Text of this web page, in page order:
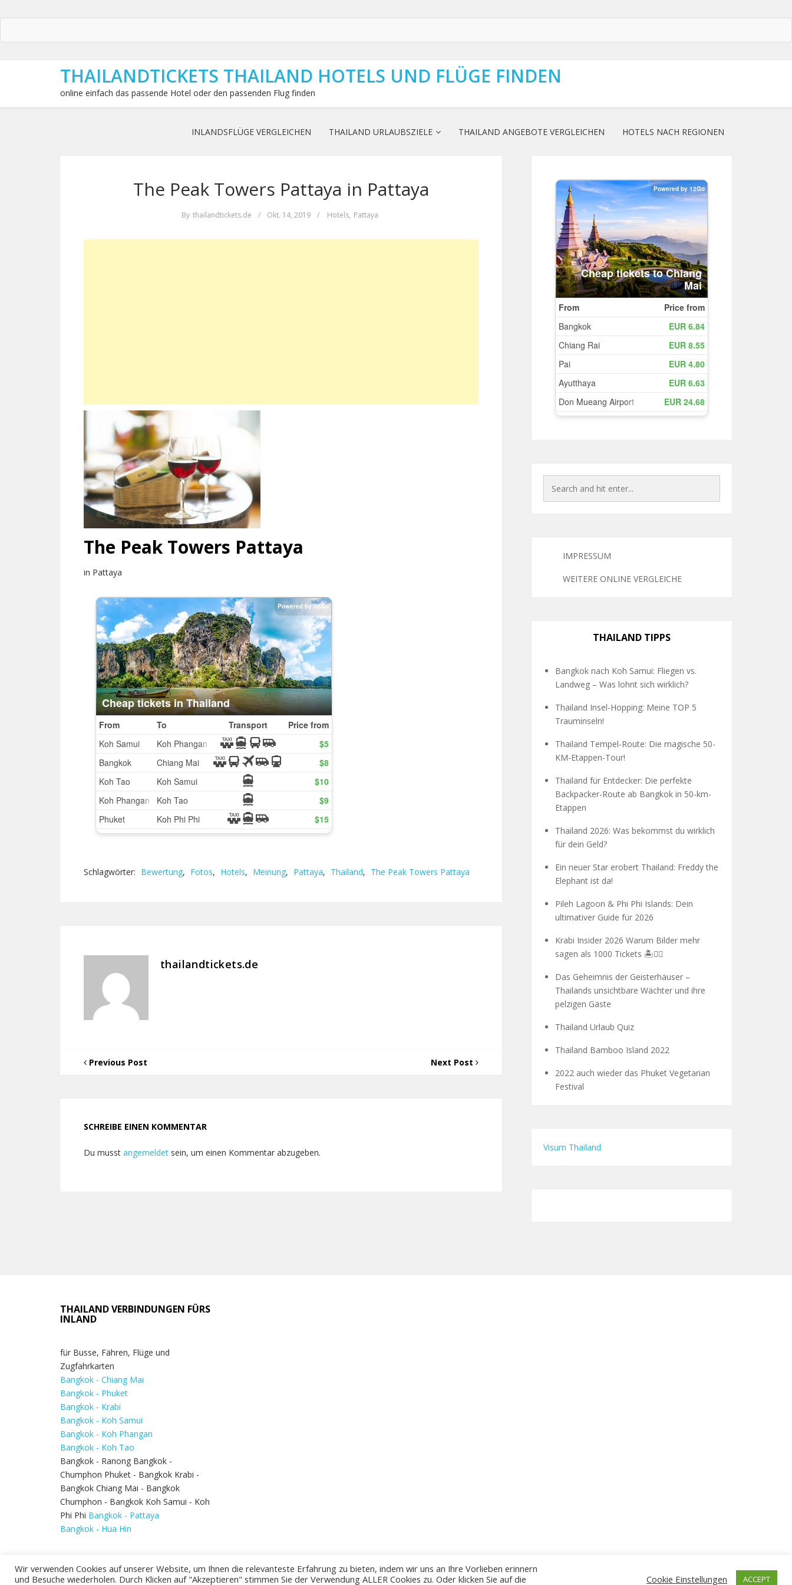
THAILANDTICKETS THAILAND HOTELS UND FLÜGE FINDEN
online einfach das passende Hotel oder den passenden Flug finden
INLANDSFLÜGE VERGLEICHEN THAILAND URLAUBSZIELE THAILAND ANGEBOTE VERGLEICHEN HOTELS NACH REGIONEN
The Peak Towers Pattaya in Pattaya
By thailandtickets.de / Okt. 14, 2019 / Hotels, Pattaya
The Peak Towers Pattaya
in Pattaya
Schlagwörter: Bewertung, Fotos, Hotels, Meinung, Pattaya, Thailand, The Peak Towers Pattaya
thailandtickets.de
Previous Post Next Post
SCHREIBE EINEN KOMMENTAR
Du musst angemeldet sein, um einen Kommentar abzugeben.
IMPRESSUM
WEITERE ONLINE VERGLEICHE
THAILAND TIPPS
Bangkok nach Koh Samui: Fliegen vs.
Landweg – Was lohnt sich wirklich?
Thailand Insel-Hopping: Meine TOP 5
Trauminseln!
Thailand Tempel-Route: Die magische 50-
KM-Etappen-Tour!
Thailand für Entdecker: Die perfekte
Backpacker-Route ab Bangkok in 50-km-
Etappen
Thailand 2026: Was bekommst du wirklich
für dein Geld?
Ein neuer Star erobert Thailand: Freddy the
Elephant ist da!
Pileh Lagoon & Phi Phi Islands: Dein
ultimativer Guide für 2026
Krabi Insider 2026 Warum Bilder mehr
sagen als 1000 Tickets 🏝️🧗‍♂️
Das Geheimnis der Geisterhäuser –
Thailands unsichtbare Wächter und ihre
pelzigen Gäste
Thailand Urlaub Quiz
Thailand Bamboo Island 2022
2022 auch wieder das Phuket Vegetarian
Festival
Visum Thailand
THAILAND VERBINDUNGEN FÜRS
INLAND
für Busse, Fähren, Flüge und
Zugfahrkarten
Bangkok - Chiang Mai
Bangkok - Phuket
Bangkok - Krabi
Bangkok - Koh Samui
Bangkok - Koh Phangan
Bangkok - Koh Tao
Bangkok - Ranong Bangkok -
Chumphon Phuket - Bangkok Krabi -
Bangkok Chiang Mai - Bangkok
Chumphon - Bangkok Koh Samui - Koh
Phi Phi Bangkok - Pattaya
Bangkok - Hua Hin
Wir verwenden Cookies auf unserer Website, um Ihnen die relevanteste Erfahrung zu bieten, indem wir uns an Ihre Vorlieben erinnern
und Besuche wiederholen. Durch Klicken auf "Akzeptieren" stimmen Sie der Verwendung ALLER Cookies zu. Oder klicken Sie auf die
Cookie Einstellungen ACCEPT